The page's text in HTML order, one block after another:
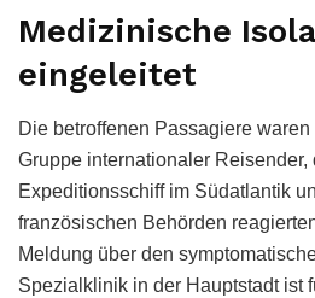
Medizinische
eingeleitet
Die betroffenen Passagiere
Gruppe internationaler Reisender,
Expeditionsschiff im Südatlantik
französischen Behörden
Meldung über den
Spezialklinik in der Hauptstadt ist